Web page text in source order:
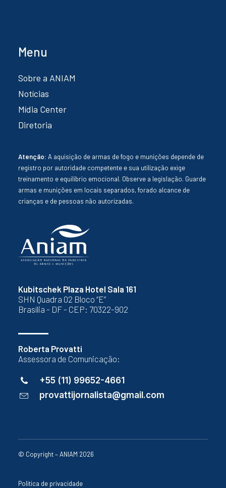
Kubitschek Plaza Hotel Sala 161
SHN Quadra 02 Bloco “E”
Brasília - DF - CEP: 70322-902
Roberta Provatti
Assessora de Comunicação:
+55 (11) 99652-4661
provattijornalista@gmail.com
Menu
Sobre a ANIAM
Notícias
Mídia Center
Diretoria
Atenção: A aquisição de armas de fogo e munições depende de
registro por autoridade competente e sua utilização exige
treinamento e equilíbrio emocional. Observe a legislação. Guarde
armas e munições em locais separados, forado alcance de
crianças e de pessoas não autorizadas.
© Copyright – ANIAM 2026
Política de privacidade